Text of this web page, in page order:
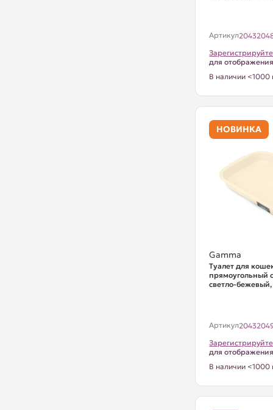
Артикул
для
В наличии <1000
НОВИНКА
Gamma
Туалет для
прямоугольный
светло-
Артикул
для
В наличии <1000